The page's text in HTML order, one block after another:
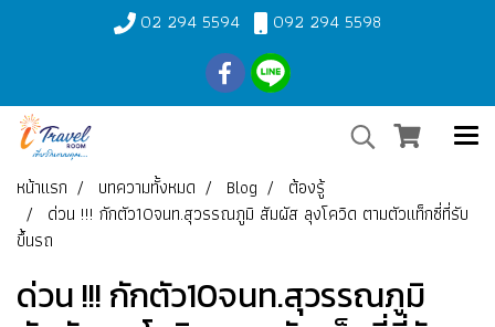
02 294 5594 092 294 5598
หน้าแรก บทความทั้งหมด Blog
ต้องรู้
ด่วน !!! กักตัว10จนท.สุวรรณภูมิ สัมผัส ลุงโควิด ตามตัวแท็กซี่ที่รับ
ขึ้นรถ
ด่วน !!! กักตัว10จนท.สุวรรณภูมิ